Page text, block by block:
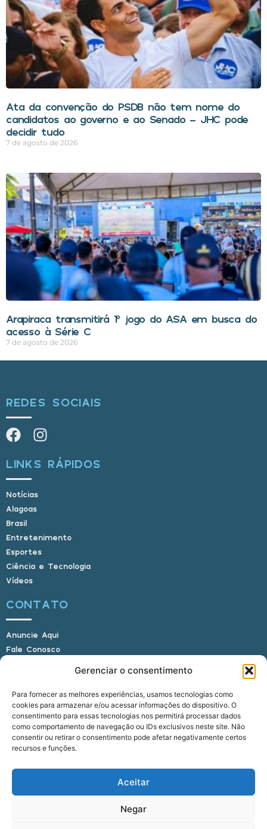
Gerenciar o consentimento
Para fornecer as melhores experiências, usamos tecnologias como
cookies para armazenar e/ou acessar informações do dispositivo. O
consentimento para essas tecnologias nos permitirá processar dados
como comportamento de navegação ou IDs exclusivos neste site. Não
consentir ou retirar o consentimento pode afetar negativamente certos
recursos e funções.
Aceitar
Negar
Ata da convenção do PSDB não tem nome do
candidatos ao governo e ao Senado – JHC pode
decidir tudo
7 de agosto de 2026
Arapiraca transmitirá 1º jogo do ASA em busca do
acesso à Série C
7 de agosto de 2026
REDES SOCIAIS
LINKS RÁPIDOS
Notícias
Alagoas
Brasil
Entretenimento
Esportes
Ciência e Tecnologia
Vídeos
CONTATO
Anuncie Aqui
Fale Conosco
E-mail: alagoasbrasilnoticias@gmail.com
Telefone: (82) 9 9691-0391 (Whatsapp)
Responsável Técnico: Crysthyan Carlos
Rua do Sau - Centro - Anadia - AL - CEP:
© 2022 - 2026 Alagoas Brasil Notícias. Todos os
direitos reservados.